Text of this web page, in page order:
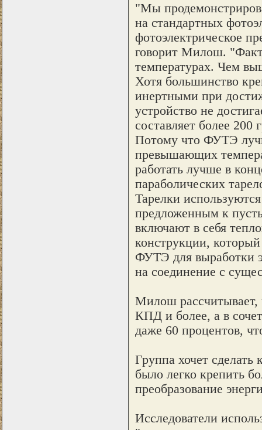
"Мы
на стандартных
фотоэлектрическое
говорит Милош.
температурах. Чем
Хотя большинство
инертными при
устройство не
составляет более 200
Потому что ФУТЭ
превышающих
работать лучше в
параболических
Тарелки
предложенным к
включают в себя
конструкции,
ФУТЭ для выработки
на соединение с
Милош рассчитывает,
КПД и более, а в
даже 60 процентов,
Группа хочет
было легко крепить
преобразование
Исследователи